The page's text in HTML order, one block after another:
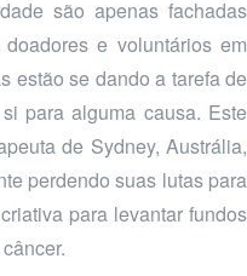
são apenas fachadas
e voluntários em
estão se dando a tarefa de
para alguma causa. Este
de Sydney, Austrália,
perdendo suas lutas para
para levantar fundos